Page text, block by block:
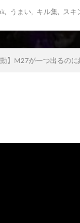
うまい キル集 スキ
動】M27が一つ出るの